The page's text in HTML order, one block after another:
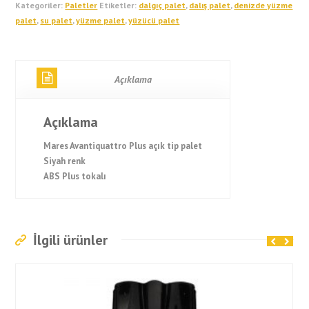
Kategoriler: Paletler Etiketler: dalgıç palet, dalış palet, denizde yüzme
palet, su palet,yüzme palet,yüzücü palet
Açıklama
Açıklama
Mares Avantiquattro Plus açık tip palet
Siyah renk
ABS Plus tokalı
İlgili ürünler